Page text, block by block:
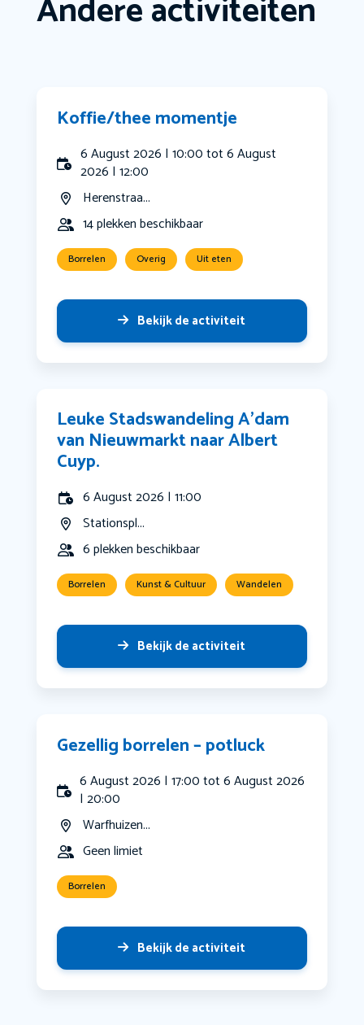
Andere activiteiten
Koffie/thee momentje
6 August 2026 | 10:00 tot 6 August
2026 | 12:00
Herenstraa...
14 plekken beschikbaar
Borrelen Overig Uit eten
Bekijk de activiteit
Leuke Stadswandeling A’dam
van Nieuwmarkt naar Albert
Cuyp.
6 August 2026 | 11:00
Stationspl...
6 plekken beschikbaar
Borrelen Kunst & Cultuur Wandelen
Bekijk de activiteit
Gezellig borrelen – potluck
6 August 2026 | 17:00 tot 6 August 2026
| 20:00
Warfhuizen...
Geen limiet
Borrelen
Bekijk de activiteit